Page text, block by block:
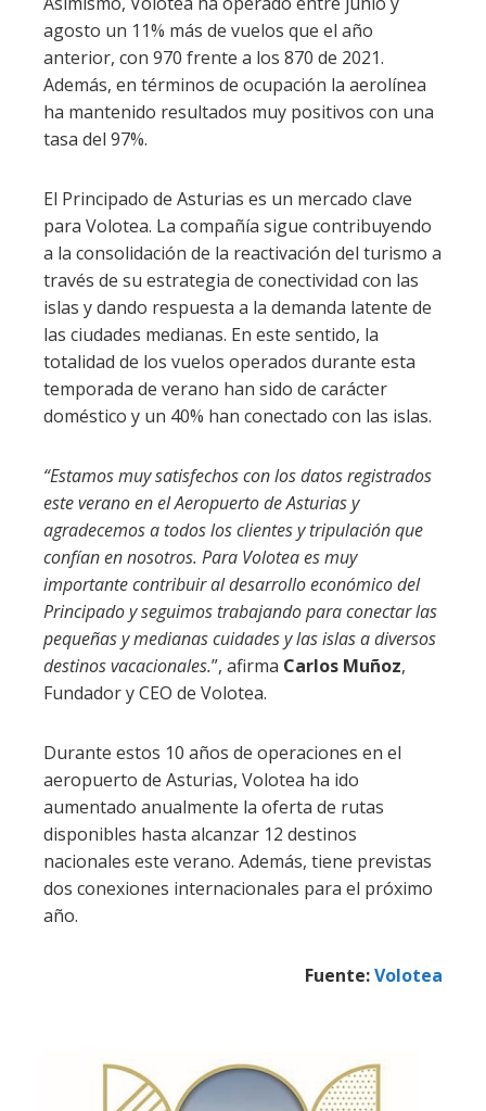
agosto un 11% más de vuelos que el año
anterior, con 970 frente a los 870 de 2021.
Además, en términos de ocupación la aerolínea
ha mantenido resultados muy positivos con una
tasa del 97%.
El Principado de Asturias es un mercado clave
para Volotea. La compañía sigue contribuyendo
a la consolidación de la reactivación del turismo a
través de su estrategia de conectividad con las
islas y dando respuesta a la demanda latente de
las ciudades medianas. En este sentido, la
totalidad de los vuelos operados durante esta
temporada de verano han sido de carácter
doméstico y un 40% han conectado con las islas.
“Estamos muy satisfechos con los datos registrados
este verano en el Aeropuerto de Asturias y
agradecemos a todos los clientes y tripulación que
confían en nosotros. Para Volotea es muy
importante contribuir al desarrollo económico del
Principado y seguimos trabajando para conectar las
pequeñas y medianas cuidades y las islas a diversos
destinos vacacionales.”, afirma Carlos Muñoz,
Fundador y CEO de Volotea.
Durante estos 10 años de operaciones en el
aeropuerto de Asturias, Volotea ha ido
aumentado anualmente la oferta de rutas
disponibles hasta alcanzar 12 destinos
nacionales este verano. Además, tiene previstas
dos conexiones internacionales para el próximo
año.
Fuente:Volotea